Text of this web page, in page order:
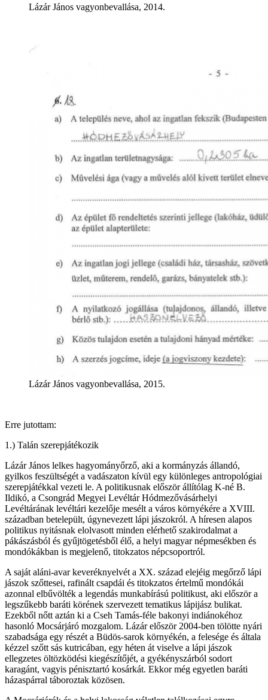
Lázár János vagyonbevallása, 2014.
Lázár János vagyonbevallása, 2015.
Erre jutottam:
1.) Talán szerepjátékozik
Lázár János lelkes hagyományőrző, aki a kormányzás állandó,
gyilkos feszültségét a vadászaton kívül egy különleges antropológiai
szerepjátékkal vezeti le. A politikusnak először állítólag K-né B.
Ildikó, a Csongrád Megyei Levéltár Hódmezővásárhelyi
Levéltárának levéltári kezelője mesélt a város környékére a XVIII.
században betelepült, úgynevezett lápi jászokról. A híresen alapos
politikus nyitásnak elolvasott minden elérhető szakirodalmat a
pákászásból és gyűjtögetésből élő, a helyi magyar népmesékben és
mondókákban is megjelenő, titokzatos népcsoportról.
A saját aláni-avar keveréknyelvét a XX. század elejéig megőrző lápi
jászok szőttesei, rafinált csapdái és titokzatos értelmű mondókái
azonnal elbűvölték a legendás munkabírású politikust, aki először a
legszűkebb baráti körének szervezett tematikus lápijász bulikat.
Ezekből nőtt aztán ki a Cseh Tamás-féle bakonyi indiánokéhoz
hasonló Mocsárjáró mozgalom. Lázár először 2004-ben tölötte nyári
szabadsága egy részét a Büdös-sarok környékén, a felesége és általa
kézzel szőtt sás kutricában, egy héten át viselve a lápi jászok
ellegzetes öltözködési kiegészítőjét, a gyékényszárból sodort
karagánt, vagyis pénisztartó kosárkát. Ekkor még egyetlen baráti
házaspárral táboroztak közösen.